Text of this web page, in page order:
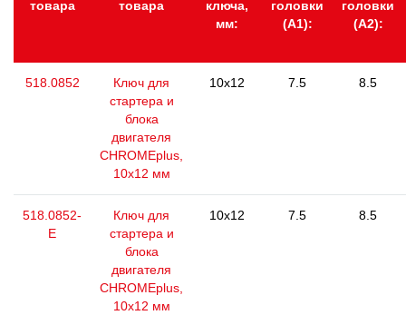
товара товара
ключа,
мм:
головки
(А1):
головки
(А2):
518.0852
Ключ для
стартера и
блока
двигателя
CHROMEplus,
10х12 мм
10x12 7.5 8.5
518.0852-
E
Ключ для
стартера и
блока
двигателя
CHROMEplus,
10х12 мм
10x12 7.5 8.5